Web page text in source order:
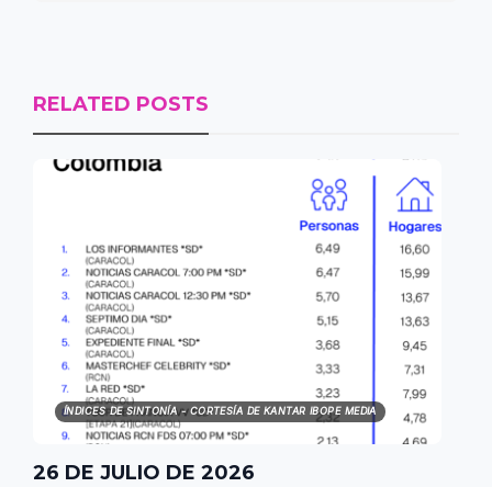
RELATED POSTS
ÍNDICES DE SINTONÍA - CORTESÍA DE KANTAR IBOPE MEDIA
26 DE JULIO DE 2026